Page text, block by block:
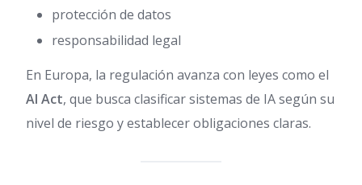
protección de datos
responsabilidad legal
En Europa, la regulación avanza con leyes como el
AI Act, que busca clasificar sistemas de IA según su
nivel de riesgo y establecer obligaciones claras.